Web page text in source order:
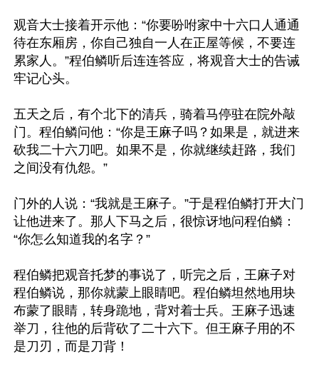
观音大士接着开示他：“你要吩咐家中十六口人通通
待在东厢房，你自己独自一人在正屋等候，不要连
累家人。”程伯鳞听后连连答应，将观音大士的告诫
牢记心头。
五天之后，有个北下的清兵，骑着马停驻在院外敲
门。程伯鳞问他：“你是王麻子吗？如果是，就进来
砍我二十六刀吧。如果不是，你就继续赶路，我们
之间没有仇怨。”
门外的人说：“我就是王麻子。”于是程伯鳞打开大门
让他进来了。那人下马之后，很惊讶地问程伯鳞：
“你怎么知道我的名字？”
程伯鳞把观音托梦的事说了，听完之后，王麻子对
程伯鳞说，那你就蒙上眼睛吧。程伯鳞坦然地用块
布蒙了眼睛，转身跪地，背对着士兵。王麻子迅速
举刀，往他的后背砍了二十六下。但王麻子用的不
是刀刃，而是刀背！